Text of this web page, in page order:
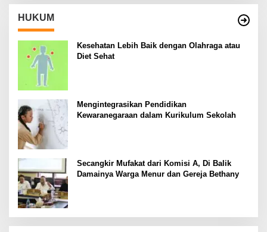
HUKUM
Kesehatan Lebih Baik dengan Olahraga atau
Diet Sehat
Mengintegrasikan Pendidikan
Kewaranegaraan dalam Kurikulum Sekolah
Secangkir Mufakat dari Komisi A, Di Balik
Damainya Warga Menur dan Gereja Bethany